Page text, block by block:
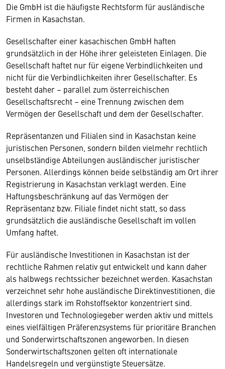
Die GmbH ist die häufigste Rechtsform für ausländische
Firmen in Kasachstan.
Gesellschafter einer kasachischen GmbH haften
grundsätzlich in der Höhe ihrer geleisteten Einlagen. Die
Gesellschaft haftet nur für eigene Verbindlichkeiten und
nicht für die Verbindlichkeiten ihrer Gesellschafter. Es
besteht daher – parallel zum österreichischen
Gesellschaftsrecht – eine Trennung zwischen dem
Vermögen der Gesellschaft und dem der Gesellschafter.
Repräsentanzen und Filialen sind in Kasachstan keine
juristischen Personen, sondern bilden vielmehr rechtlich
unselbständige Abteilungen ausländischer juristischer
Personen. Allerdings können beide selbständig am Ort ihrer
Registrierung in Kasachstan verklagt werden. Eine
Haftungsbeschränkung auf das Vermögen der
Repräsentanz bzw. Filiale findet nicht statt, so dass
grundsätzlich die ausländische Gesellschaft im vollen
Umfang haftet.
Für ausländische Investitionen in Kasachstan ist der
rechtliche Rahmen relativ gut entwickelt und kann daher
als halbwegs rechtssicher bezeichnet werden. Kasachstan
verzeichnet sehr hohe ausländische Direktinvestitionen, die
allerdings stark im Rohstoffsektor konzentriert sind.
Investoren und Technologiegeber werden aktiv und mittels
eines vielfältigen Präferenzsystems für prioritäre Branchen
und Sonderwirtschaftszonen angeworben. In diesen
Sonderwirtschaftszonen gelten oft internationale
Handelsregeln und vergünstigte Steuersätze.